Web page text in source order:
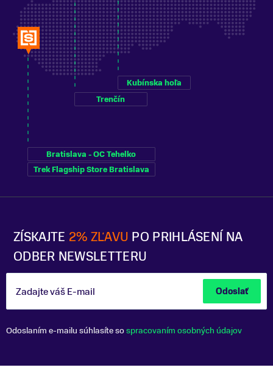
ZÍSKAJTE 2% ZĽAVU PO PRIHLÁSENÍ NA
ODBER NEWSLETTERU
Zadajte váš E-mail Odoslať
Odoslaním e-mailu súhlasíte sospracovaním osobných údajov
Bratislava - OC Tehelko
Trek Flagship Store Bratislava
Trenčín
Kubínska hoľa